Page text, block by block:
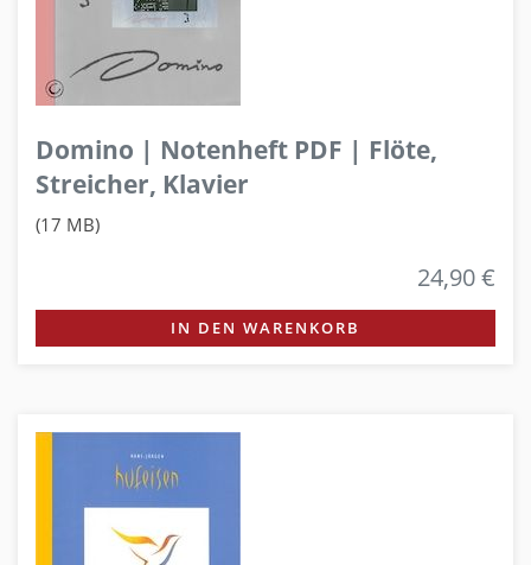
Domino | Notenheft PDF | Flöte,
Streicher, Klavier
(17 MB)
24,90 €
IN DEN WARENKORB